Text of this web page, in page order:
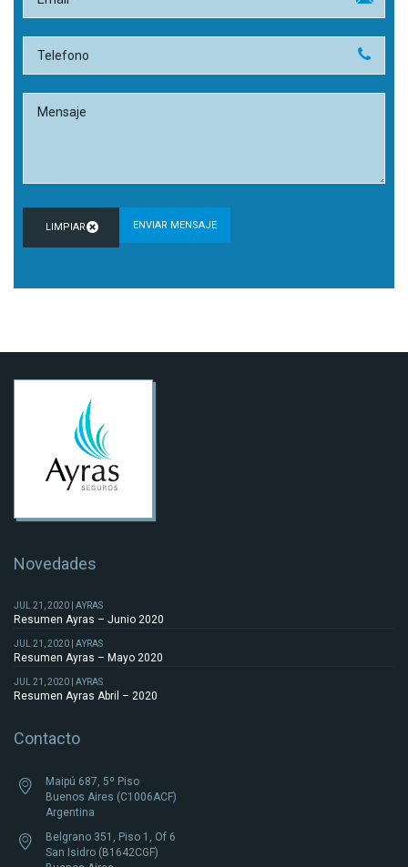
Novedades
JUL 21, 2020 | AYRAS
Resumen Ayras – Junio 2020
JUL 21, 2020 | AYRAS
Resumen Ayras – Mayo 2020
JUL 21, 2020 | AYRAS
Resumen Ayras Abril – 2020
Contacto
Maipú 687, 5º Piso
Buenos Aires (C1006ACF)
Argentina
Belgrano 351, Piso 1, Of 6
San Isidro (B1642CGF)